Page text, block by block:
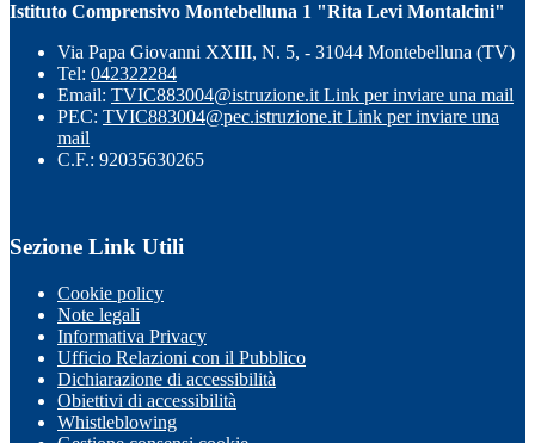
Istituto Comprensivo Montebelluna 1 "Rita Levi Montalcini"
Via Papa Giovanni XXIII, N. 5, - 31044 Montebelluna (TV)
Tel: 042322284
Email: TVIC883004@istruzione.it Link per inviare una mail
PEC: TVIC883004@pec.istruzione.it Link per inviare una
mail
C.F.: 92035630265
Sezione Link Utili
Cookie policy
Note legali
Informativa Privacy
Ufficio Relazioni con il Pubblico
Dichiarazione di accessibilità
Obiettivi di accessibilità
Whistleblowing